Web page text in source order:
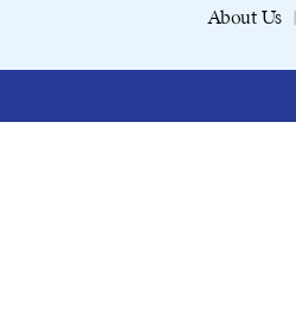
About Us